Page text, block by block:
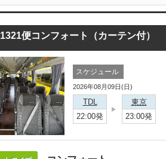
1321便コンフォート（カーテン付）
スケジュール
2026年08月09日(日)
TDL
22:00発
東京
23:00発